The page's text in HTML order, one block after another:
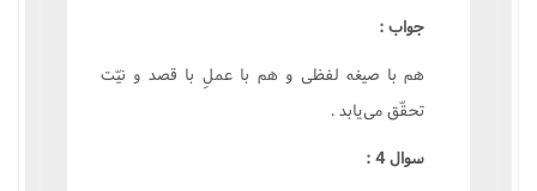
جواب :
هم با صيغه لفظى و هم با عملِ با قصد و نيّت
تحقّق مى‌يابد .
سوال 4 :